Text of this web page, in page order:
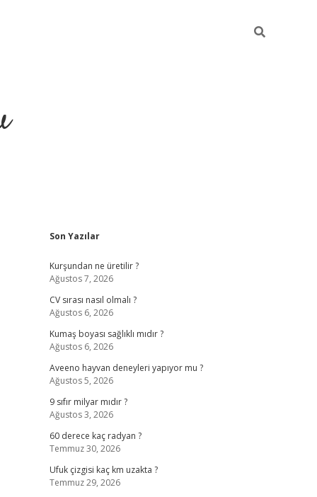
Sidebar
Son Yazılar
Kurşundan ne üretilir ?
Ağustos 7, 2026
CV sırası nasıl olmalı ?
Ağustos 6, 2026
Kumaş boyası sağlıklı mıdır ?
Ağustos 6, 2026
Aveeno hayvan deneyleri yapıyor mu ?
Ağustos 5, 2026
9 sıfır milyar mıdır ?
Ağustos 3, 2026
60 derece kaç radyan ?
Temmuz 30, 2026
Ufuk çizgisi kaç km uzakta ?
Temmuz 29, 2026